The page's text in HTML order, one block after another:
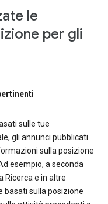
le
per gli
sulle tue
gli annunci pubblicati
sulla posizione
esempio, a seconda
Ricerca e in altre
basati sulla posizione